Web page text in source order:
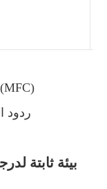
وحدات تحكم تدفق الكتلة عالية الدقة (MFC)
ردود
بيئة ثابتة